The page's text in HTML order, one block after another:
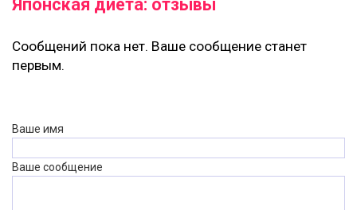
Японская диета: отзывы
Сообщений пока нет. Ваше сообщение станет
первым.
Ваше имя
Ваше сообщение